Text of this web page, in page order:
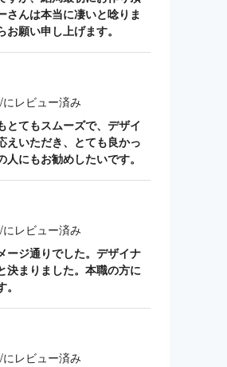
さんは本当に凄いと唸りま
願い申し上げます。
レビュー済み
とてもスムーズで、デザイ
えいただき、とても良かっ
にもお勧めしたいです。
レビュー済み
ージ通りでした。デザイナ
決まりました。本職の方に
レビュー済み